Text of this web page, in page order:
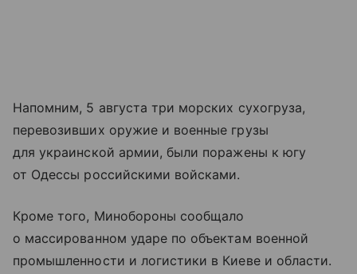
Напомним, 5 августа три морских сухогруза,
перевозивших оружие и военные грузы
для украинской армии, были поражены к югу
от Одессы российскими войсками.
Кроме того, Минобороны сообщало
о массированном ударе по объектам военной
промышленности и логистики в Киеве и области.